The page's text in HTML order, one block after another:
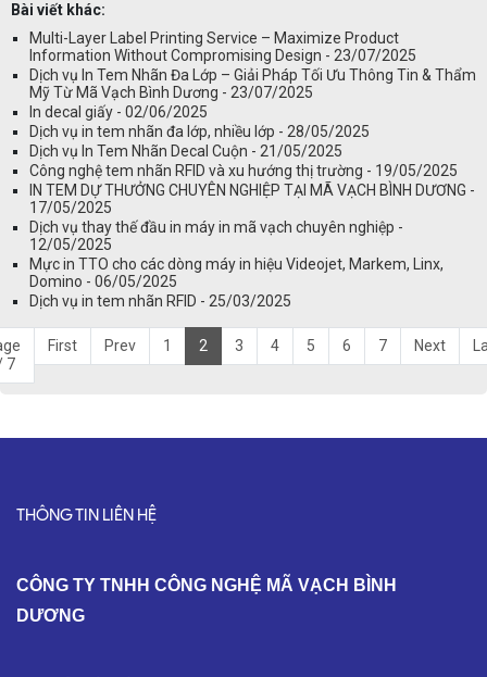
Bài viết khác:
Multi-Layer Label Printing Service – Maximize Product
Information Without Compromising Design - 23/07/2025
Dịch vụ In Tem Nhãn Đa Lớp – Giải Pháp Tối Ưu Thông Tin & Thẩm
Mỹ Từ Mã Vạch Bình Dương - 23/07/2025
In decal giấy - 02/06/2025
Dịch vụ in tem nhãn đa lớp, nhiều lớp - 28/05/2025
Dịch vụ In Tem Nhãn Decal Cuộn - 21/05/2025
Công nghệ tem nhãn RFID và xu hướng thị trường - 19/05/2025
IN TEM DỰ THƯỞNG CHUYÊN NGHIỆP TẠI MÃ VẠCH BÌNH DƯƠNG -
17/05/2025
Dịch vụ thay thế đầu in máy in mã vạch chuyên nghiệp -
12/05/2025
Mực in TTO cho các dòng máy in hiệu Videojet, Markem, Linx,
Domino - 06/05/2025
Dịch vụ in tem nhãn RFID - 25/03/2025
7
First Prev 1 2 3 4 5 6 7 Next
THÔNG TIN LIÊN HỆ
CÔNG TY TNHH CÔNG NGHỆ MÃ VẠCH BÌNH
DƯƠNG